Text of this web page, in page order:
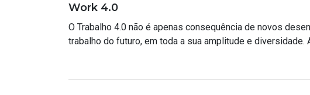
Work 4.0
O Trabalho 4.0 não é apenas consequência de novos
trabalho do futuro, em toda a sua amplitude e